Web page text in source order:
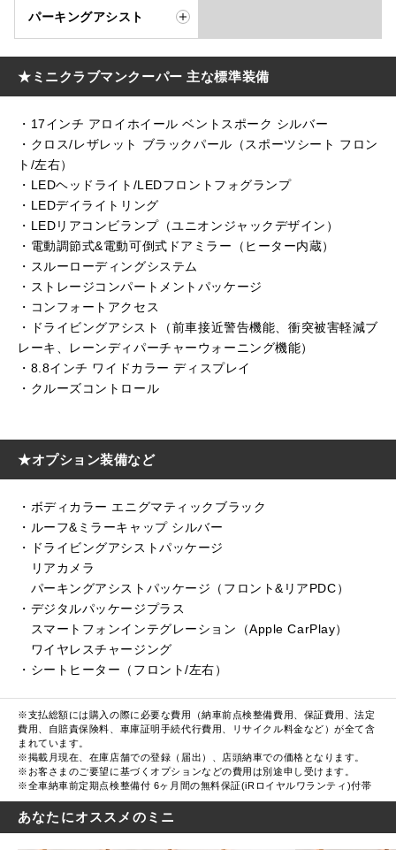
パーキングアシスト
★ミニクラブマンクーパー 主な標準装備
・17インチ アロイホイール ベントスポーク シルバー
・クロス/レザレット ブラックパール（スポーツシート フロン
ト/左右）
・LEDヘッドライト/LEDフロントフォグランプ
・LEDデイライトリング
・LEDリアコンビランプ（ユニオンジャックデザイン）
・電動調節式&電動可倒式ドアミラー（ヒーター内蔵）
・スルーローディングシステム
・ストレージコンパートメントパッケージ
・コンフォートアクセス
・ドライビングアシスト（前車接近警告機能、衝突被害軽減ブ
レーキ、レーンディパーチャーウォーニング機能）
・8.8インチ ワイドカラー ディスプレイ
・クルーズコントロール
★オプション装備など
・ボディカラー エニグマティックブラック
・ルーフ&ミラーキャップ シルバー
・ドライビングアシストパッケージ
リアカメラ
パーキングアシストパッケージ（フロント&リアPDC）
・デジタルパッケージプラス
スマートフォンインテグレーション（Apple CarPlay）
ワイヤレスチャージング
・シートヒーター（フロント/左右）
※支払総額には購入の際に必要な費用（納車前点検整備費用、保証費用、法定
費用、自賠責保険料、車庫証明手続代行費用、リサイクル料金など）が全て含
まれています。
※掲載月現在、在庫店舗での登録（届出）、店頭納車での価格となります。
※お客さまのご要望に基づくオプションなどの費用は別途申し受けます。
※全車納車前定期点検整備付 6ヶ月間の無料保証(iRロイヤルワランティ)付帯
あなたにオススメのミニ